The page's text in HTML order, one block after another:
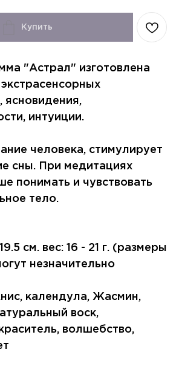
Купить
"Астрал" изготовлена
ясновидения,
интуиции.
человека, стимулирует
сны. При медитациях
понимать и чувствовать
тело.
см. вес: 16 - 21 г. (размеры
незначительно
календула, Жасмин,
воск,
волшебство,